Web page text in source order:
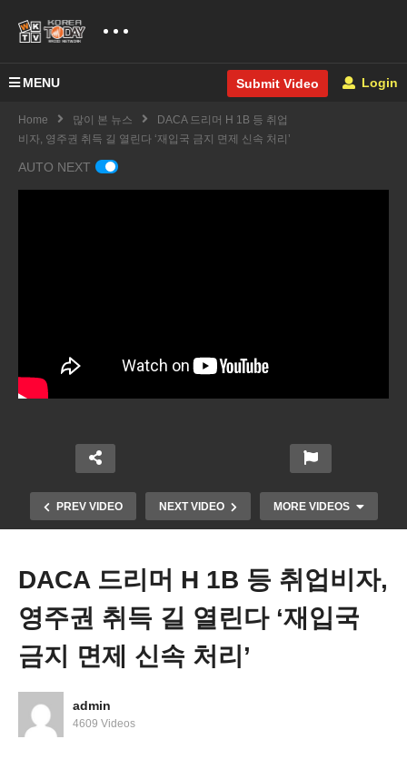
MENU Submit Video Login
Home 많이 본 뉴스
DACA 드리머 H 1B 등 취업
비자, 영주권 취득 길 열린다 ‘재입국 금지 면제 신속 처리’
AUTO NEXT
PREV VIDEO NEXT VIDEO MORE VIDEOS
본격적인 여름철 피서 성수기에도 ‘미국민들 지갑 열
기 꺼려’
DACA 드리머 H 1B 등 취업비자,
영주권 취득 길 열린다 ‘재입국
금지 면제 신속 처리’
admin
4609 Videos